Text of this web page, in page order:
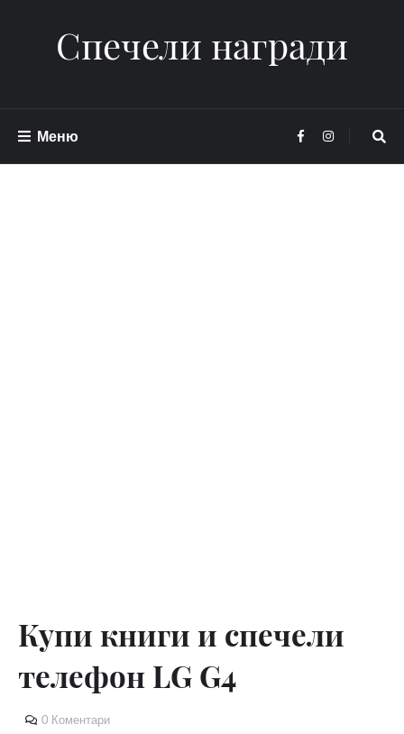
Спечели награди
Меню
Купи книги и спечели
телефон LG G4
0 Коментари